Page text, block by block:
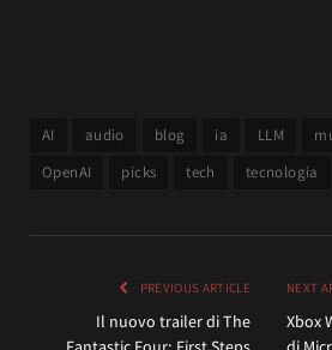
AI audio blog ia LLM
OpenAI
picks tech tecnologia
PREVIOUS ARTICLE
Il nuovo trailer di The
NEXT
Xbox